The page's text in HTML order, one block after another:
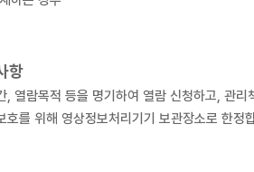
항
간, 열람목적 등을 명기하여 열람 신청하
를 위해 영상정보처리기기 보관장소로 한정